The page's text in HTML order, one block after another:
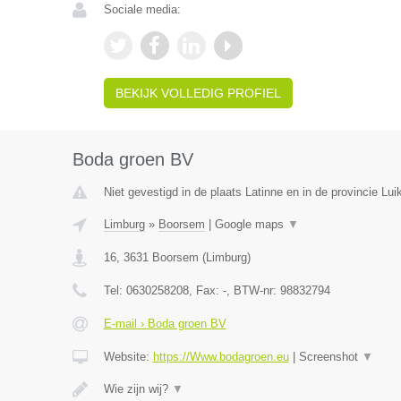
Sociale media:
BEKIJK VOLLEDIG PROFIEL
Boda groen BV
Niet gevestigd in de plaats Latinne en in de provincie
Limburg» Boorsem Google maps ▼
16, 3631 Boorsem (Limburg)
Tel: 0630258208, Fax: -, BTW-nr: 98832794
E-mail › Boda groen BV
Website: https://Www.bodagroen.eu| Screenshot ▼
Wie zijn wij? ▼